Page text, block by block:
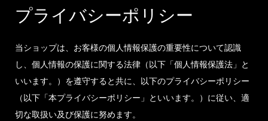
プライバシーポリシー
当ショップは、お客様の個人情報保護の重要性について認識
し、個人情報の保護に関する法律（以下「個人情報保護法」と
いいます。）を遵守すると共に、以下のプライバシーポリシー
（以下「本プライバシーポリシー」といいます。）に従い、適
切な取扱い及び保護に努めます。